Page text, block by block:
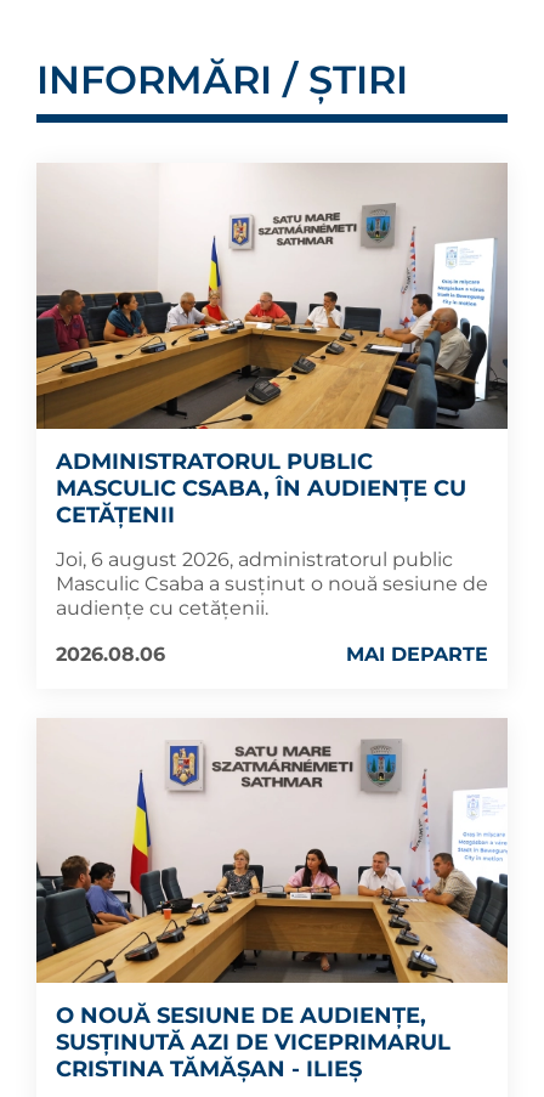
INFORMĂRI / ȘTIRI
ADMINISTRATORUL PUBLIC
MASCULIC CSABA, ÎN AUDIENȚE CU
CETĂȚENII
Joi, 6 august 2026, administratorul public
Masculic Csaba a susținut o nouă sesiune de
audiențe cu cetățenii.
2026.08.06
MAI DEPARTE
O NOUĂ SESIUNE DE AUDIENȚE,
SUSȚINUTĂ AZI DE VICEPRIMARUL
CRISTINA TĂMĂȘAN - ILIEȘ